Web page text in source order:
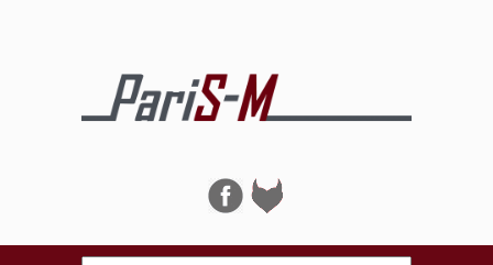
Navigation